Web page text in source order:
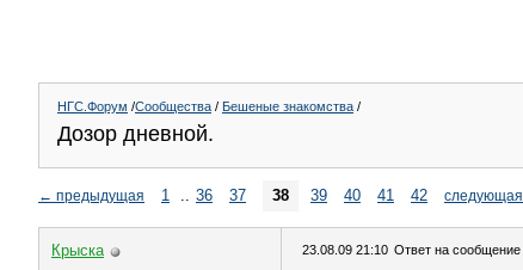
НГС.Форум /Сообщества / Бешеные знакомства /
Дозор дневной.
← предыдущая 1 .. 36 37 38 39 40 41 42 следующая
Крыска 23.08.09 21:10 Ответ на сообщение